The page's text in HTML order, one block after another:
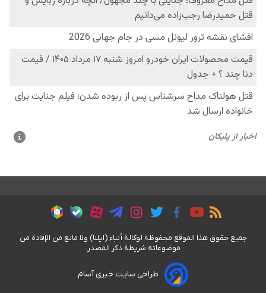
جمیع حقوق هذا الموقع محفوظة لوکالة أنباء (ايلنا) ولا مانع من الإفادة من
موضوعاته شریطة ذکر المصدر.
طراحی سایت خبری آسام